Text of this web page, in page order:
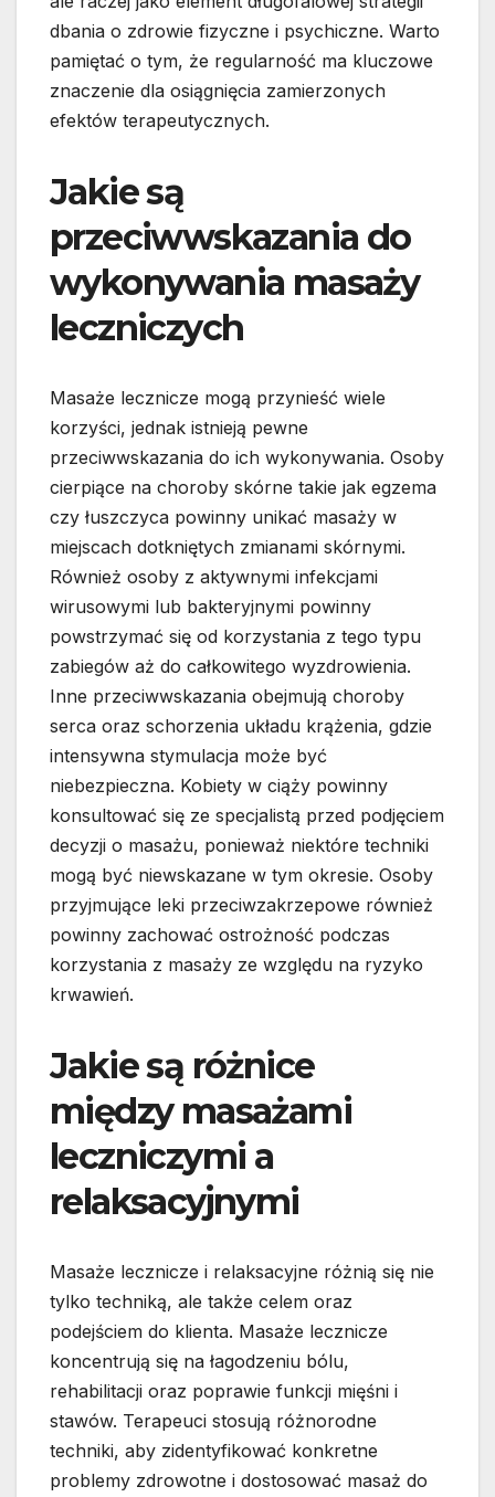
dbania o zdrowie fizyczne i psychiczne. Warto
pamiętać o tym, że regularność ma kluczowe
znaczenie dla osiągnięcia zamierzonych
efektów terapeutycznych.
Jakie są
przeciwwskazania do
wykonywania masaży
leczniczych
Masaże lecznicze mogą przynieść wiele
korzyści, jednak istnieją pewne
przeciwwskazania do ich wykonywania. Osoby
cierpiące na choroby skórne takie jak egzema
czy łuszczyca powinny unikać masaży w
miejscach dotkniętych zmianami skórnymi.
Również osoby z aktywnymi infekcjami
wirusowymi lub bakteryjnymi powinny
powstrzymać się od korzystania z tego typu
zabiegów aż do całkowitego wyzdrowienia.
Inne przeciwwskazania obejmują choroby
serca oraz schorzenia układu krążenia, gdzie
intensywna stymulacja może być
niebezpieczna. Kobiety w ciąży powinny
konsultować się ze specjalistą przed podjęciem
decyzji o masażu, ponieważ niektóre techniki
mogą być niewskazane w tym okresie. Osoby
przyjmujące leki przeciwzakrzepowe również
powinny zachować ostrożność podczas
korzystania z masaży ze względu na ryzyko
krwawień.
Jakie są różnice
między masażami
leczniczymi a
relaksacyjnymi
Masaże lecznicze i relaksacyjne różnią się nie
tylko techniką, ale także celem oraz
podejściem do klienta. Masaże lecznicze
koncentrują się na łagodzeniu bólu,
rehabilitacji oraz poprawie funkcji mięśni i
stawów. Terapeuci stosują różnorodne
techniki, aby zidentyfikować konkretne
problemy zdrowotne i dostosować masaż do